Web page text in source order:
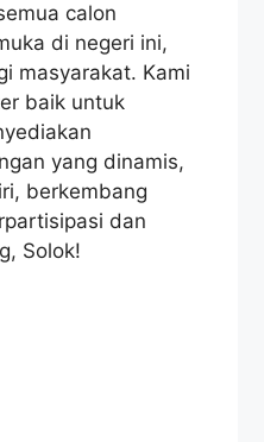
calon
di negeri ini,
masyarakat. Kami
baik untuk
yang dinamis,
berkembang
dan
Solok!